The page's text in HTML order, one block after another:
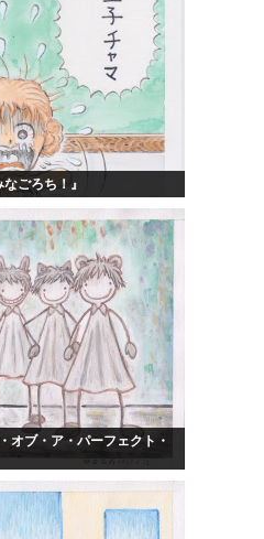
ごろち！』
オブ・ア・パーフェクト・